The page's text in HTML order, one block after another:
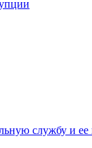
службу и ее